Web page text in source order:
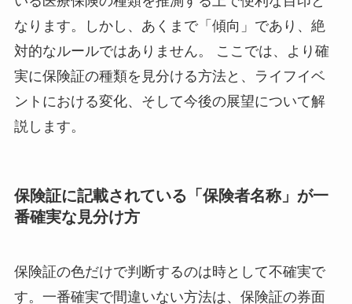
なります。しかし、あくまで「傾向」であり、絶
対的なルールではありません。 ここでは、より確
実に保険証の種類を見分ける方法と、ライフイベ
ントにおける変化、そして今後の展望について解
説します。
保険証に記載されている「保険者名称」が一
番確実な見分け方
保険証の色だけで判断するのは時として不確実で
す。一番確実で間違いない方法は、保険証の券面